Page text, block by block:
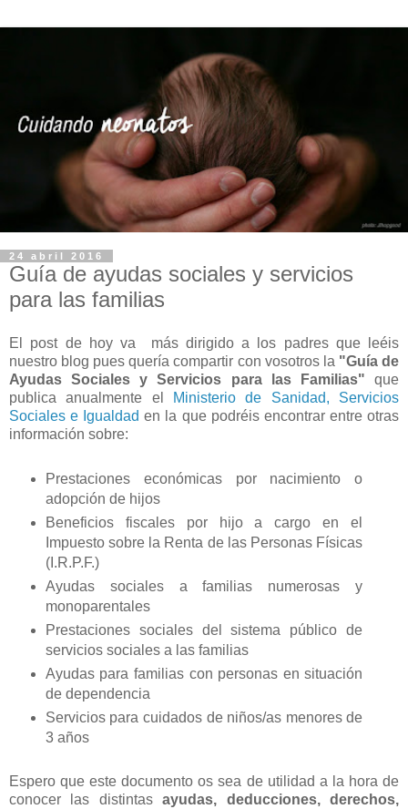
24 abril 2016
Guía de ayudas sociales y servicios
para las familias
El post de hoy va más dirigido a los padres que leéis
nuestro blog pues quería compartir con vosotros la "Guía de
Ayudas Sociales y Servicios para las Familias" que
publica anualmente el
Ministerio de Sanidad, Servicios
Sociales e Igualdad en la que podréis encontrar entre otras
información sobre:
Prestaciones económicas por nacimiento o
adopción de hijos
Beneficios fiscales por hijo a cargo en el
Impuesto sobre la Renta de las Personas Físicas
(I.R.P.F.)
Ayudas sociales a familias numerosas y
monoparentales
Prestaciones sociales del sistema público de
servicios sociales a las familias
Ayudas para familias con personas en situación
de dependencia
Servicios para cuidados de niños/as menores de
3 años
Espero que este documento os sea de utilidad a la hora de
conocer las distintasayudas, deducciones, derechos,